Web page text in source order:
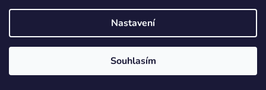
Nastavení
Souhlasím